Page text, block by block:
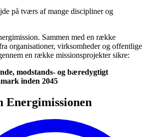
på tværs af mange discipliner og
Sammen med en række
organisationer, virksomheder og offentlige
en række missionsprojekter sikre:
modstands- og bæredygtigt
inden 2045
Energimissionen